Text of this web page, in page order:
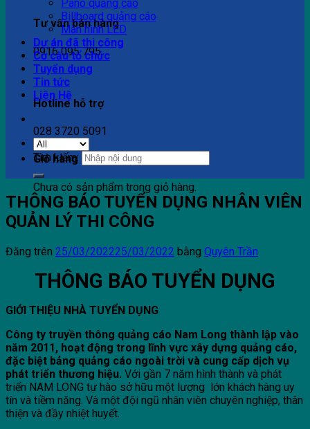
Tư vấn bán hàng
0916 095 795
Hotline hỗ trợ
028 3720 5091
Giỏ hàng
Chưa có sản phẩm trong giỏ hàng.
Pano quảng cáo
Billboard quảng cáo
Màn hình LED
Dự án đã thi công
Cơ cấu tổ chức
Tuyển dụng
Tin tức
Liên Hệ
Tìm kiếm:
THÔNG BÁO TUYỂN DỤNG NHÂN VIÊN
QUẢN LÝ THI CÔNG
Đăng trên 25/03/202225/03/2022 bằng Quyên Trần
THÔNG BÁO TUYỂN DỤNG
GIỚI THIỆU NHÀ TUYỂN DỤNG
Công ty truyền thông quảng cáo Nam Long thành lập vào
năm 2011, hoạt động trong lĩnh vực xây dựng quảng cáo,
đặc biệt bảng quảng cáo ngoài trời và cung cấp dịch vụ
phát triển thương hiệu. Với gần 7 năm hình thành và phát
triển NAM LONG tự hào sở hữu một lượng lớn khách hàng uy
tín và tiềm năng. Và một đội ngũ nhân viên chuyên nghiệp, thân
thiện và đầy nhiệt huyết.